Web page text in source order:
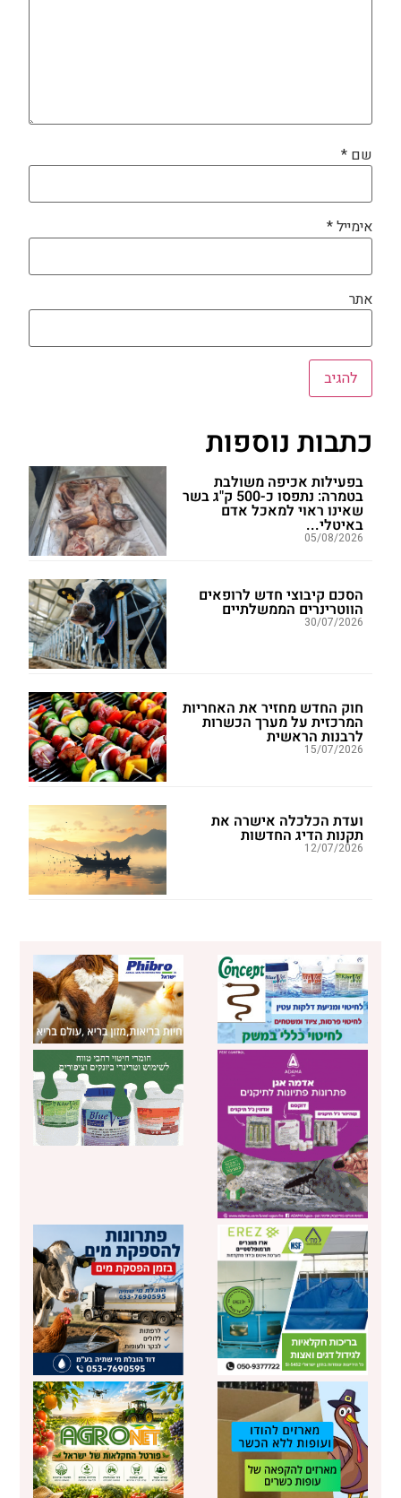
שם *
אימייל*
אתר
כתבות נוספות
בפעילות אכיפה משולבת
בטמרה: נתפסו כ-500 ק"ג בשר
שאינו ראוי למאכל אדם
באיטלי...
05/08/2026
הסכם קיבוצי חדש לרופאים
הווטרינרים הממשלתיים
30/07/2026
חוק החדש מחזיר את האחריות
המרכזית על מערך הכשרות
לרבנות הראשית
15/07/2026
ועדת הכלכלה אישרה את
תקנות הדיג החדשות
12/07/2026